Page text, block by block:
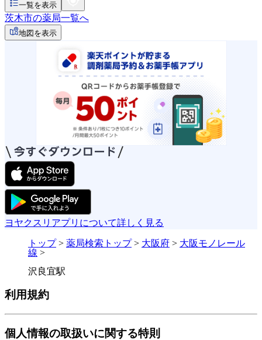
一覧を表示
茨木市の薬局一覧へ
地図を表示
ヨヤクスリアプリについて詳しく見る
トップ> 薬局検索トップ> 大阪府 > 大阪モノレール
線 >
沢良宜駅
利用規約
個人情報の取扱いに関する特則